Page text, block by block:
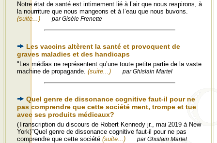
Notre état de santé est intimement lié à l’air que nous respirons, à
la nourriture que nous mangeons et à l’eau que nous buvons.
(suite...)
par Gisèle Frenette
Les vaccins altèrent la santé et provoquent de
graves maladies et des handicaps
"Les médias ne représentent qu’une toute petite partie de la vaste
machine de propagande. (suite...) par Ghislain Martel
Quel genre de dissonance cognitive faut-il pour ne
pas comprendre que cette société ment, trompe et tue
avec ses produits médicaux?
(Transcription du discours de Robert Kennedy jr., mai 2019 à New
York)"Quel genre de dissonance cognitive faut-il pour ne pas
comprendre que cette société (suite...) par Ghislain Martel